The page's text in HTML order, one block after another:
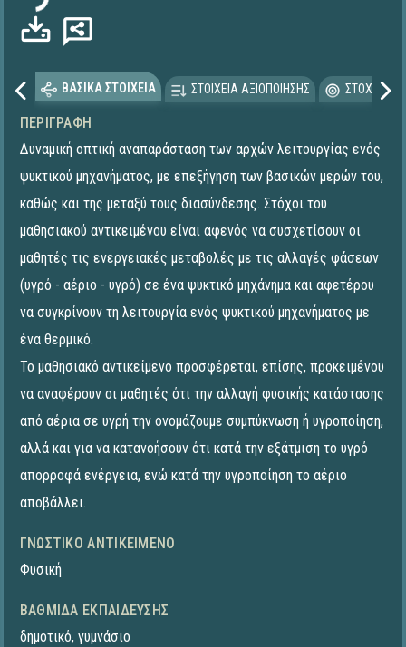
ΒΑΣΙΚΑ ΣΤΟΙΧΕΙΑ ΣΤΟΙΧΕΙΑ ΑΞΙΟΠΟΙΗΣΗΣ
ΠΕΡΙΓΡΑΦΉ
Δυναμική οπτική αναπαράσταση των αρχών λειτουργίας ενός
ψυκτικού μηχανήματος, με επεξήγηση των βασικών μερών του,
καθώς και της μεταξύ τους διασύνδεσης. Στόχοι του
μαθησιακού αντικειμένου είναι αφενός να συσχετίσουν οι
μαθητές τις ενεργειακές μεταβολές με τις αλλαγές φάσεων
(υγρό - αέριο - υγρό) σε ένα ψυκτικό μηχάνημα και αφετέρου
να συγκρίνουν τη λειτουργία ενός ψυκτικού μηχανήματος με
ένα θερμικό.
Το μαθησιακό αντικείμενο προσφέρεται, επίσης, προκειμένου
να αναφέρουν οι μαθητές ότι την αλλαγή φυσικής κατάστασης
από αέρια σε υγρή την ονομάζουμε συμπύκνωση ή υγροποίηση,
αλλά και για να κατανοήσουν ότι κατά την εξάτμιση το υγρό
απορροφά ενέργεια, ενώ κατά την υγροποίηση το αέριο
αποβάλλει.
ΓΝΩΣΤΙΚΌ ΑΝΤΙΚΕΊΜΕΝΟ
Φυσική
ΒΑΘΜΊΔΑ ΕΚΠΑΊΔΕΥΣΗΣ
δημοτικό, γυμνάσιο